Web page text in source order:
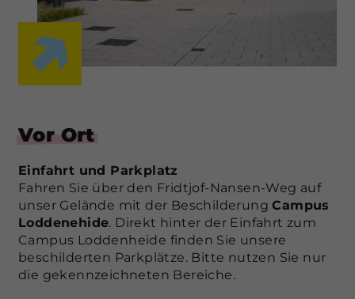
Vor Ort
Einfahrt und Parkplatz
Fahren Sie über den Fridtjof-Nansen-Weg auf
unser Gelände mit der BeschilderungCampus
Loddenehide. Direkt hinter der Einfahrt zum
Campus Loddenheide finden Sie unsere
beschilderten Parkplätze. Bitte nutzen Sie nur
die gekennzeichneten Bereiche.